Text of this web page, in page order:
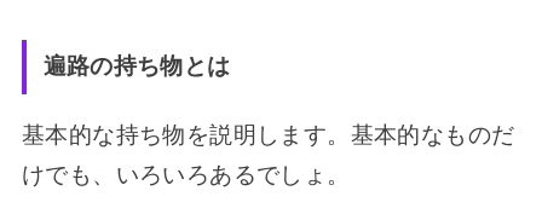
遍路の持ち物とは
基本的な持ち物を説明します。基本的なものだ
けでも、いろいろあるでしょ。